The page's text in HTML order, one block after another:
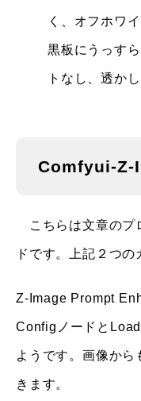
く、オフホワ
黒板にうっす
トなし、透か
Comfyui-Z-
こちらは文章のプ
ドです。上記２つ
Z-Image Prompt
Configノードと
ようです。画像か
きます。